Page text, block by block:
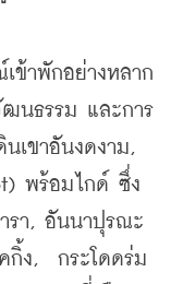
าพักอย่างหลาก
นธรรม และการ
เขาอันงดงาม,
พร้อมไกด์ ซึ่ง
รา, อันนาปุรณะ
กิ้ง,  กระโดดร่ม